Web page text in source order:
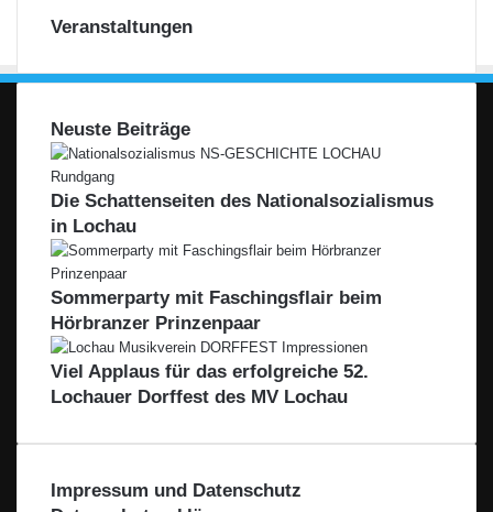
Veranstaltungen
Neuste Beiträge
Die Schattenseiten des Nationalsozialismus
in Lochau
Sommerparty mit Faschingsflair beim
Hörbranzer Prinzenpaar
Viel Applaus für das erfolgreiche 52.
Lochauer Dorffest des MV Lochau
Impressum und Datenschutz